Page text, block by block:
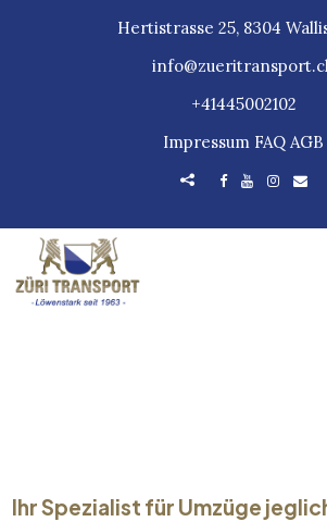
Hertistrasse 25, 8304
+41445002102
Impressum FAQ AGB
Ihr Spezialist für Umzüge